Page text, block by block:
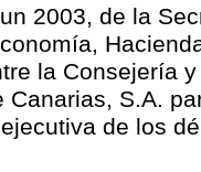
2003, de la
la Consejería
Canarias, S.A.
de los